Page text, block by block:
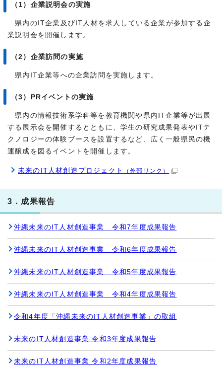
（1）企業説明会の実施
県内のIT企業及びIT人材を求人している企業が参加する企
業説明会を開催します。
（2）企業訪問の実施
県内IT企業等への企業訪問を実施します。
（3）PRイベントの実施
県内の情報技術系学科等を教育機関や県内IT企業等が出展
する展示会を開催するとともに、学生の研究成果発表やITテ
クノロジーの体験ブースを設置するなど、広く一般県民の機
運醸成を図るイベントを開催します。
未来のIT人材創造プロジェクト （外部リンク）
3．成果報告
沖縄未来のIT人材創造事業 令和7年度成果報告
沖縄未来のIT人材創造事業 令和6年度成果報告
沖縄未来のIT人材創造事業 令和5年度成果報告
沖縄未来のIT人材創造事業 令和4年度成果報告
令和4年度「沖縄未来のIT人材創造事業」の取組
未来のIT人材創造事業 令和3年度成果報告
未来のIT人材創造事業 令和2年度成果報告